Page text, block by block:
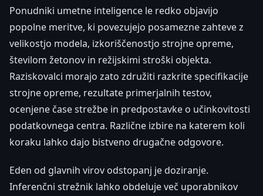
Ponudniki umetne inteligence le redko objavijo
popolne meritve, ki povezujejo posamezne zahteve z
velikostjo modela, izkoriščenostjo strojne opreme,
številom žetonov in režijskimi stroški objekta.
Raziskovalci morajo zato združiti razkrite specifikacije
strojne opreme, rezultate primerjalnih testov,
ocenjene čase strežbe in predpostavke o učinkovitosti
podatkovnega centra. Različne izbire na katerem koli
koraku lahko dajo bistveno drugačne odgovore.
Eden od glavnih virov odstopanj je doziranje.
Inferenčni strežnik lahko obdeluje več uporabnikov